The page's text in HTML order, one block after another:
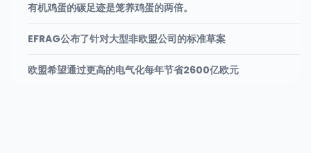
有机鸡蛋的碳足迹是笼养鸡蛋的两倍。
EFRAG公布了针对大型非欧盟公司的标准草案
欧盟希望通过更高的电气化每年节省2600亿欧元